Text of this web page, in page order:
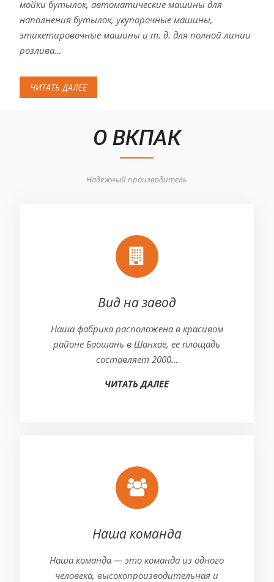
мойки бутылок, автоматические машины для
наполнения бутылок, укупорочные машины,
этикетировочные машины и т. д. для полной линии
розлива…
ЧИТАТЬ ДАЛЕЕ
О ВКПАК
Надежный производитель
Вид на завод
Наша фабрика расположена в красивом
районе Баошань в Шанхае, ее площадь
составляет 2000…
ЧИТАТЬ ДАЛЕЕ
Наша команда
Наша команда — это команда из одного
человека, высокопроизводительная и